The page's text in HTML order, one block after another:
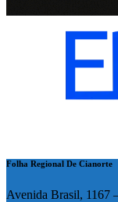
Folha Regional De Cianorte
Avenida Brasil, 1167